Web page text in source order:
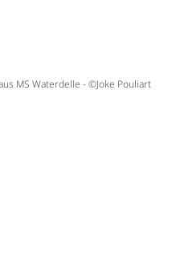
MS Waterdelle - ©Joke Pouliart